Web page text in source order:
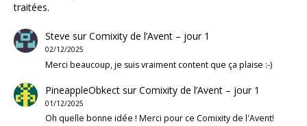
traitées.
Steve surComixity de l’Avent – jour 1
02/12/2025
Merci beaucoup, je suis vraiment content que ça plaise :-)
PineappleObkectsurComixity de l’Avent – jour 1
01/12/2025
Oh quelle bonne idée ! Merci pour ce Comixity de l'Avent!